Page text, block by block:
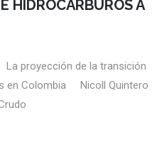
HIDROCARBUROS A
proyección de la transición
en Colombia Nicoll Quintero